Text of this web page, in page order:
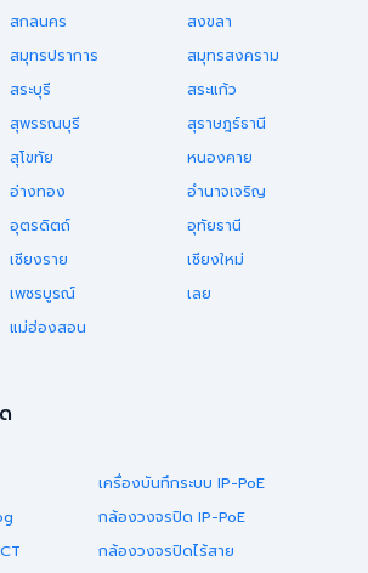
สกลนคร
สงขลา
สมุทรปราการ
สมุทรสงคราม
สระบุรี
สระแก้ว
สุพรรณบุรี
สุราษฎร์ธานี
สุโขทัย
หนองคาย
อ่างทอง
อำนาจเจริญ
อุตรดิตถ์
อุทัยธานี
เชียงราย
เชียงใหม่
เพชรบูรณ์
เลย
แม่ฮ่องสอน
เครื่องบันทึกระบบ IP-PoE
กล้องวงจรปิด IP-PoE
กล้องวงจรปิดไร้สาย